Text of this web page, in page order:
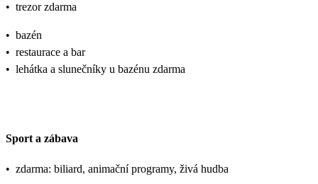
• trezor zdarma
• bazén
• restaurace a bar
• lehátka a slunečníky u bazénu zdarma
Sport a zábava
• zdarma: biliard, animační programy, živá hudba